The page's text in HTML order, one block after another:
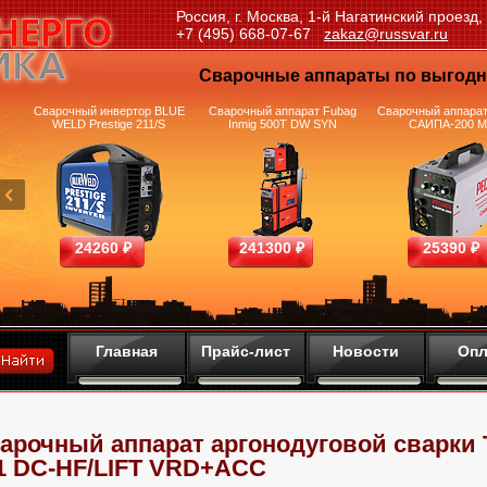
Россия, г. Москва, 1-й Нагатинский проезд,
+7 (495) 668-07-67zakaz@russvar.ru
Сварочные аппараты по
Сварочный инвертор BLUE
WELD Prestige 211/S
24260 ₽
Сварочный аппарат Fubag
Inmig 500T DW SYN
241300 ₽
Сварочный
САИПА-200
25390 ₽
Главная Прайс-лист Новости
аппарат аргонодуговой сварки
DC-HF/LIFT VRD+ACC